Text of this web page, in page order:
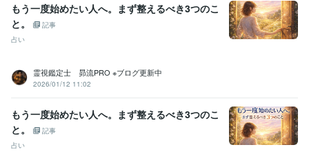
もう一度始めたい人へ。まず整えるべき3つのこ
と。
記事
占い
霊視鑑定士 昴流PRO ※ブログ更新中
2026/01/12 11:02
もう一度始めたい人へ。まず整えるべき3つのこ
と。
記事
占い